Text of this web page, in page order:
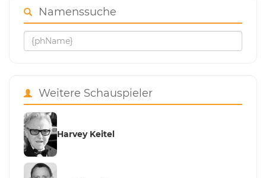
Namenssuche
Weitere Schauspieler
Harvey Keitel